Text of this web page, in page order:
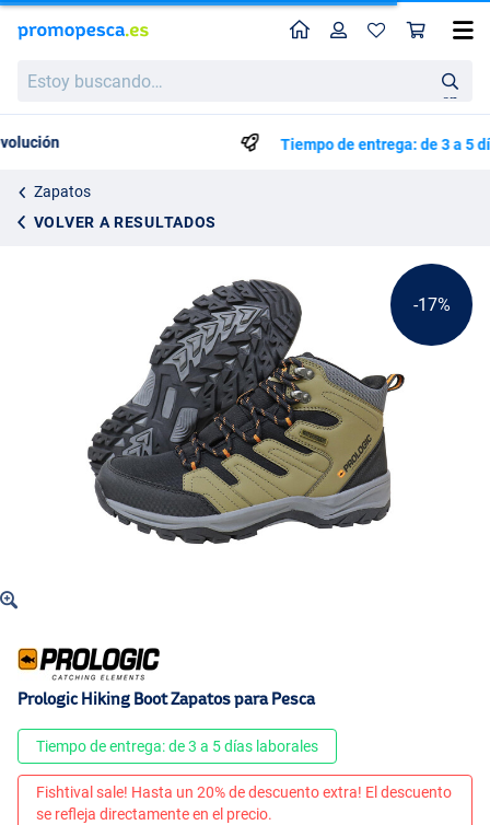
buscando…
en
Perfil
Tiempo de entrega: de 3 a 5 días laborales
Zapatos
VOLVER A RESULTADOS
Prologic Hiking Boot Zapatos para Pesca
89.99
-17%
Prologic Hiking Boot Zapatos para Pesca
Tiempo de entrega: de 3 a 5 días laborales
Fishtival sale! Hasta un 20% de descuento extra! El descuento
se refleja directamente en el precio.